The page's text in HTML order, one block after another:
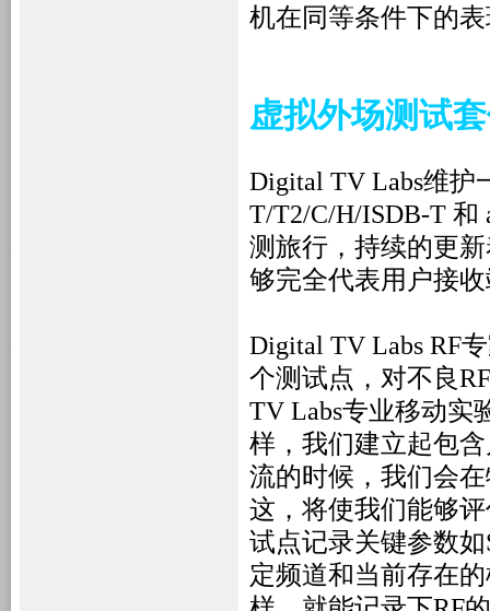
机在同等条件下的
虚拟外场测试
Digital TV Labs维护
T/T2/C/H/ISDB-T 和
测旅行，持续的更
够完全代表用户接
Digital TV Labs RF
个测试点， 对不良RF
TV Labs专业移动实
样，我们建立起包
流的时候，我们会
这，将使我们能够
试点记录关键参数如
定频道和当前存在